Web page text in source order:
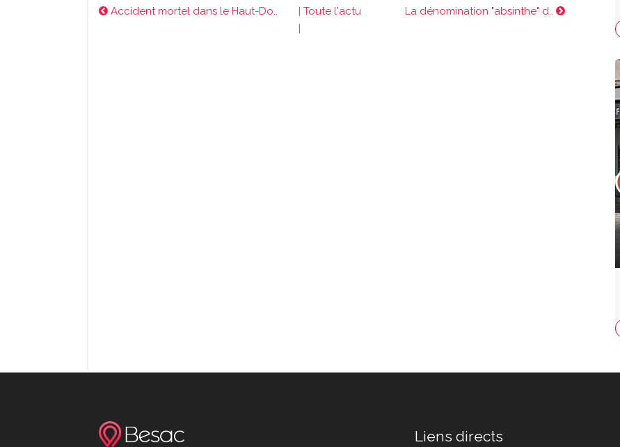
Accident mortel dans le Haut-Do.. | Toute l'actu
|
La dénomination "absinthe" d..
Liens directs